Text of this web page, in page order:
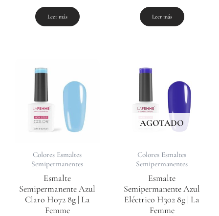
Leer más Leer más
Colores Esmaltes
Semipermanentes
Esmalte
Semipermanente Azul
Claro H072 8g | La
Femme
AGOTADO
Colores Esmaltes
Semipermanentes
Esmalte
Semipermanente Azul
Eléctrico H302 8g | La
Femme